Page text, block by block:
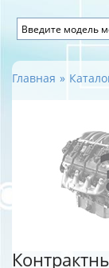
Главная